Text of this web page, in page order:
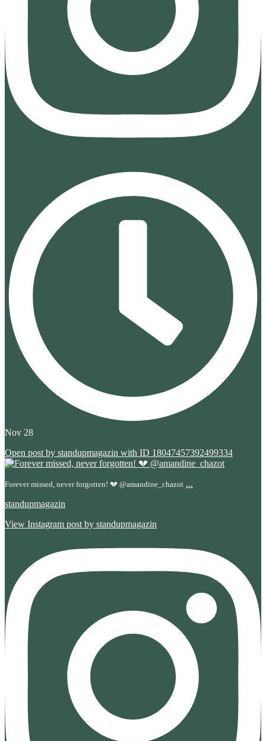
Nov 28
Open post by standupmagazin with ID 18047457392499334
Forever missed, never forgotten! 💔 @amandine_chazot ...
standupmagazin
View Instagram post by standupmagazin